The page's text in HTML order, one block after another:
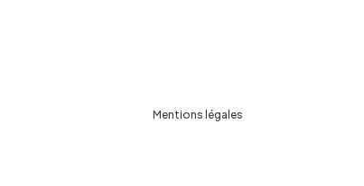
Mentions légales